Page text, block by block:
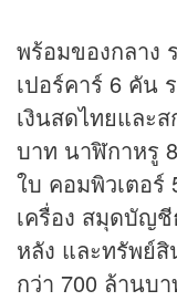
พร้อมของกลาง
เปอร์คาร์ 6 คัน
เงินสดไทยและ
บาท นาฬิกาหรู
ใบ คอมพิวเตอร์
เครื่อง สมุดบัญ
หลัง และทรัพย์
กว่า 700 ล้านบ